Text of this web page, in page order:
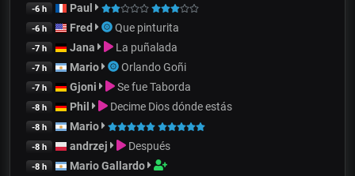
-6 h Paul
-6 h Fred Que pinturita
-7 h Jana La puñalada
-7 h Mario Orlando Goñi
-7 h Gjoni Se fue Taborda
-8 h Phil Decime Dios dónde estás
-8 h Mario
-8 h andrzej Después
-8 h Mario Gallardo